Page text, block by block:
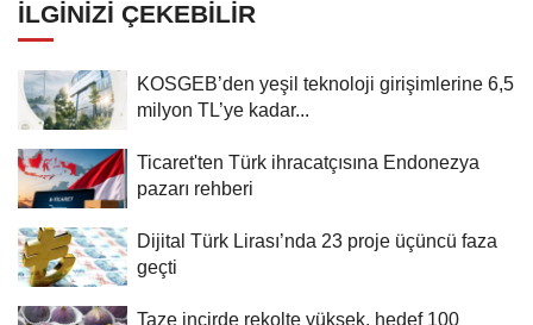
İLGINIZI ÇEKEBILIR
KOSGEB’den yeşil teknoloji girişimlerine 6,5
milyon TL’ye kadar...
Ticaret'ten Türk ihracatçısına Endonezya
pazarı rehberi
Dijital Türk Lirası’nda 23 proje üçüncü faza
geçti
Taze incirde rekolte yüksek, hedef 100